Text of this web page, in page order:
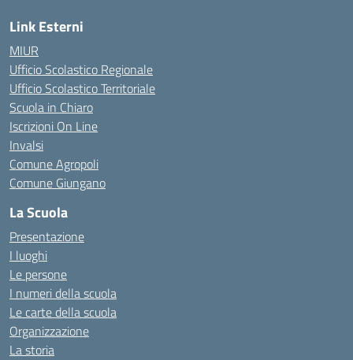
Link Esterni
MIUR
Ufficio Scolastico Regionale
Ufficio Scolastico Territoriale
Scuola in Chiaro
Iscrizioni On Line
Invalsi
Comune Agropoli
Comune Giungano
La Scuola
Presentazione
I luoghi
Le persone
I numeri della scuola
Le carte della scuola
Organizzazione
La storia